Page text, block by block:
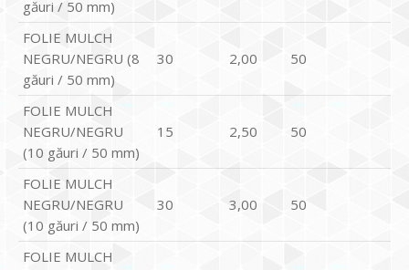
găuri / 50 mm)
FOLIE MULCH
NEGRU/NEGRU (8
găuri / 50 mm)
30 2,00 50
FOLIE MULCH
NEGRU/NEGRU
(10 găuri / 50 mm)
15 2,50 50
FOLIE MULCH
NEGRU/NEGRU
(10 găuri / 50 mm)
30 3,00 50
FOLIE MULCH